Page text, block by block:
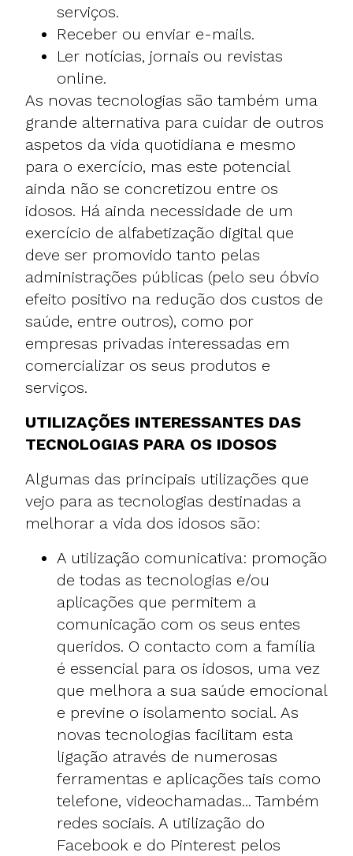
serviços.
Receber ou enviar e-mails.
Ler notícias, jornais ou revistas
online.
As novas tecnologias são também uma
grande alternativa para cuidar de outros
aspetos da vida quotidiana e mesmo
para o exercício, mas este potencial
ainda não se concretizou entre os
idosos. Há ainda necessidade de um
exercício de alfabetização digital que
deve ser promovido tanto pelas
administrações públicas (pelo seu óbvio
efeito positivo na redução dos custos de
saúde, entre outros), como por
empresas privadas interessadas em
comercializar os seus produtos e
serviços.
UTILIZAÇÕES INTERESSANTES DAS
TECNOLOGIAS PARA OS IDOSOS
Algumas das principais utilizações que
vejo para as tecnologias destinadas a
melhorar a vida dos idosos são:
A utilização comunicativa: promoção
de todas as tecnologias e/ou
aplicações que permitem a
comunicação com os seus entes
queridos. O contacto com a família
é essencial para os idosos, uma vez
que melhora a sua saúde emocional
e previne o isolamento social. As
novas tecnologias facilitam esta
ligação através de numerosas
ferramentas e aplicações tais como
telefone, videochamadas... Também
redes sociais. A utilização do
Facebook e do Pinterest pelos